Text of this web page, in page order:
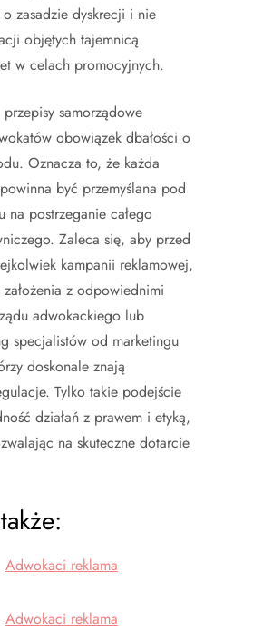
zasadzie dyskrecji i nie
objętych tajemnicą
w celach promocyjnych.
samorządowe
obowiązek dbałości o
Oznacza to, że każda
być przemyślana pod
na postrzeganie całego
Zaleca się, aby przed
kampanii reklamowej,
z odpowiednimi
adwokackiego lub
specjalistów od marketingu
doskonale znają
Tylko takie podejście
działań z prawem i etyką,
na skuteczne dotarcie
Adwokaci reklama
Adwokaci reklama